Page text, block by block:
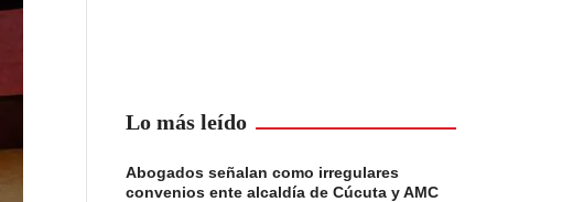
Lo más leído
Abogados señalan como irregulares
convenios ente alcaldía de Cúcuta y AMC